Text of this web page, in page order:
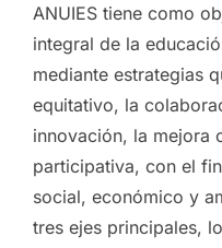
ANUIES tiene como
integral de la
mediante estrategias
equitativo, la
innovación, la mejora
participativa, con el
social, económico y
tres ejes principales,